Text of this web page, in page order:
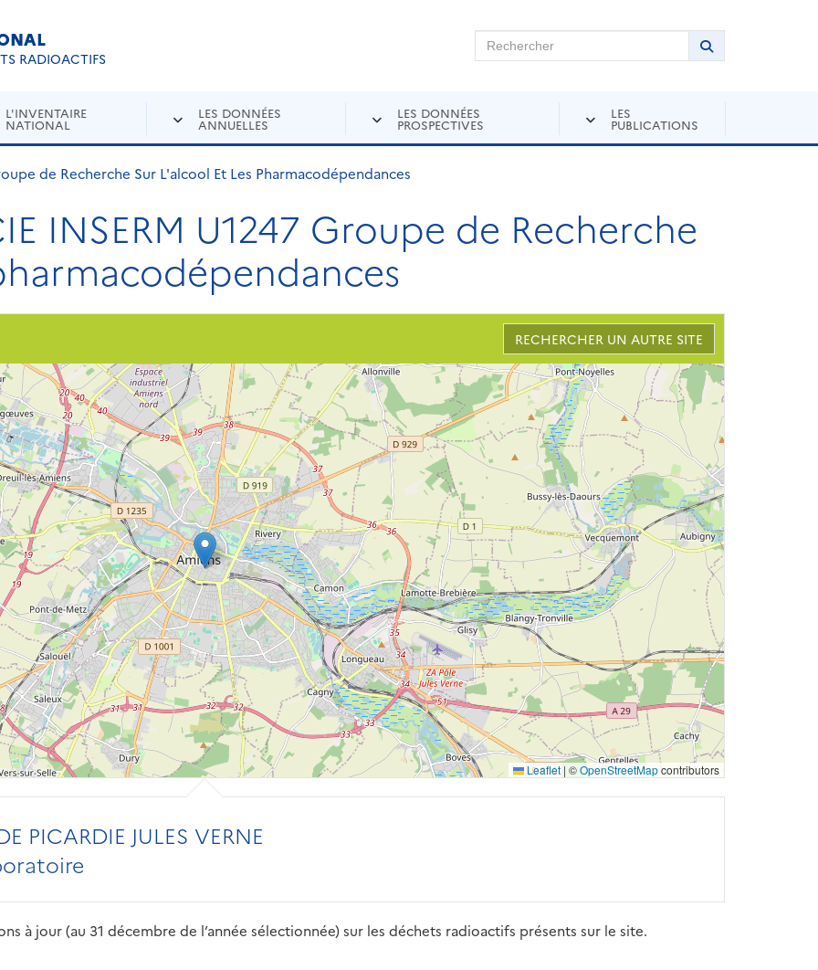
RADIOACTIFS
Rechercher sur Andra Inventaire Rechercher
Lancer la
L'INVENTAIRE
NATIONAL
LES DONNÉES
ANNUELLES
LES DONNÉES
PROSPECTIVES
LES
PUBLICATIONS
de Recherche Sur L'alcool Et Les Pharmacodépendances
INSERM U1247 Groupe de Recherche
RECHERCHER UN AUTRE SITE
Leaflet | ©OpenStreetMapcontributors
PICARDIE JULES VERNE
à jour (au 31 décembre de l’année sélectionnée) sur les déchets radioactifs présents sur le site.